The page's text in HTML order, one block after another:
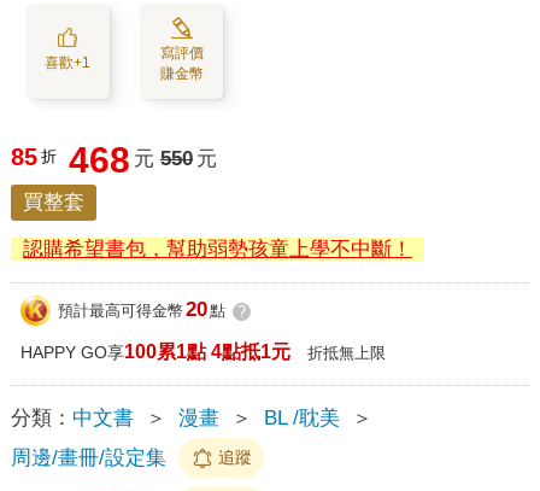
喜歡+1
寫評價
賺金幣
85 折 468 元 550 元
買整套
認購希望書包，幫助弱勢孩童上學不中斷！
預計最高可得金幣 20點 ?
HAPPY GO享100累1點 4點抵1元 折抵無上限
分類： 中文書 ＞ 漫畫 ＞ BL /耽美
＞
周邊/畫冊/設定集
追蹤